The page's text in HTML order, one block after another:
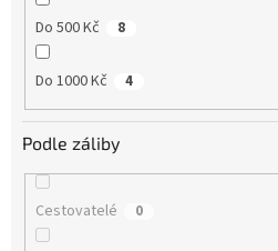
Do 500 Kč 8
Do 1000 Kč 4
Podle záliby
Cestovatelé 0